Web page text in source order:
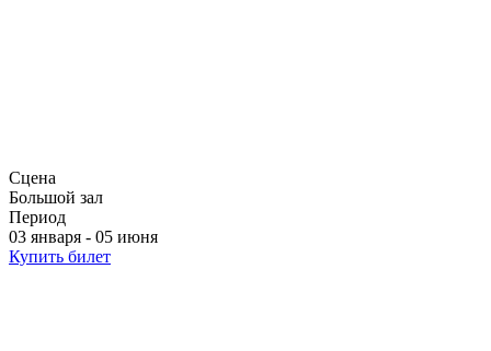
Сцена
Большой зал
Период
03 января - 05 июня
Купить билет